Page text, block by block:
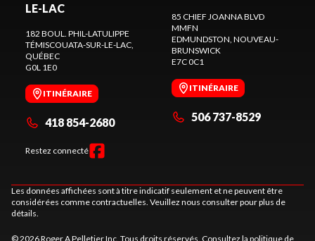
LE-LAC
182 BOUL. PHIL-LATULIPPE
TÉMISCOUATA-SUR-LE-LAC
QUÉBEC
G0L 1E0
ITINÉRAIRE
418 854-2680
Restez connecté
85 CHIEF JOANNA BLVD
MMFN
EDMUNDSTON , NOUVEAU-
BRUNSWICK
E7C 0C1
ITINÉRAIRE
506 737-8529
Les données affichées sont à titre indicatif seulement et ne peuvent être
considérées comme contractuelles. Veuillez nous consulter pour plus de
détails.
© 2026 Roger A Pelletier Inc. Tous droits réservés. Consultez la politique de